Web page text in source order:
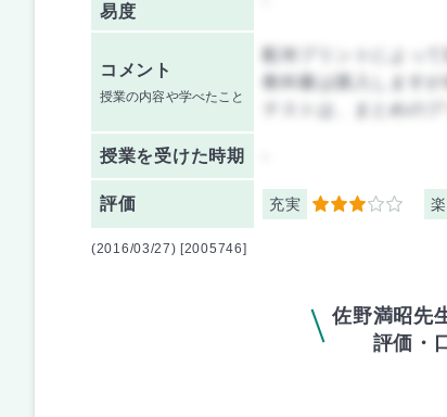
易度
コメント
授業の内容や学べたこと
配布プリントによっ
教科書は購入します
テストは、まとめの
授業を受けた時期
評価 充実 3
(2016/03/27) [2005746]
佐野満昭先
評価・